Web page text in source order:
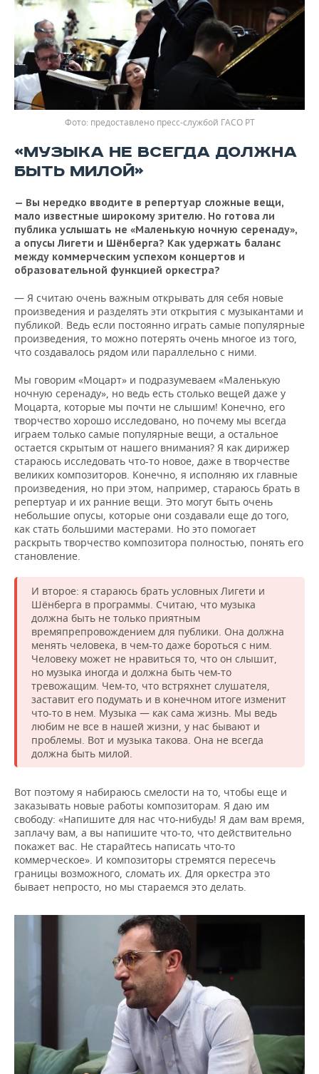
предоставлено пресс-службой ГАСО РТ
«МУЗЫКА НЕ ВСЕГДА ДОЛЖНА
БЫТЬ МИЛОЙ»
— Вы нередко вводите в репертуар сложные вещи,
мало известные широкому зрителю. Но готова ли
публика услышать не «Маленькую ночную серенаду»,
а опусы Лигети и Шёнберга? Как удержать баланс
между коммерческим успехом концертов и
образовательной функцией оркестра?
— Я считаю очень важным открывать для себя новые
произведения и разделять эти открытия с музыкантами и
публикой. Ведь если постоянно играть самые популярные
произведения, то можно потерять очень многое из того,
что создавалось рядом или параллельно с ними.
Мы говорим «Моцарт» и подразумеваем «Маленькую
ночную серенаду», но ведь есть столько вещей даже у
Моцарта, которые мы почти не слышим! Конечно, его
творчество хорошо исследовано, но почему мы всегда
играем только самые популярные вещи, а остальное
остается скрытым от нашего внимания? Я как дирижер
стараюсь исследовать что-то новое, даже в творчестве
великих композиторов. Конечно, я исполняю их главные
произведения, но при этом, например, стараюсь брать в
репертуар и их ранние вещи. Это могут быть очень
небольшие опусы, которые они создавали еще до того,
как стать большими мастерами. Но это помогает
раскрыть творчество композитора полностью, понять его
становление.
И второе: я стараюсь брать условных Лигети и
Шёнберга в программы. Считаю, что музыка
должна быть не только приятным
времяпрепровождением для публики. Она должна
менять человека, в чем-то даже бороться с ним.
Человеку может не нравиться то, что он слышит,
но музыка иногда и должна быть чем-то
тревожащим. Чем-то, что встряхнет слушателя,
заставит его подумать и в конечном итоге изменит
что-то в нем. Музыка — как сама жизнь. Мы ведь
любим не все в нашей жизни, у нас бывают и
проблемы. Вот и музыка такова. Она не всегда
должна быть милой.
Вот поэтому я набираюсь смелости на то, чтобы еще и
заказывать новые работы композиторам. Я даю им
свободу: «Напишите для нас что-нибудь! Я дам вам время,
заплачу вам, а вы напишите что-то, что действительно
покажет вас. Не старайтесь написать что-то
коммерческое». И композиторы стремятся пересечь
границы возможного, сломать их. Для оркестра это
бывает непросто, но мы стараемся это делать.